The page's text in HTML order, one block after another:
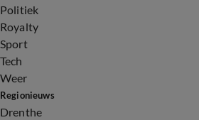
Politiek
Royalty
Sport
Tech
Weer
Regionieuws
Drenthe